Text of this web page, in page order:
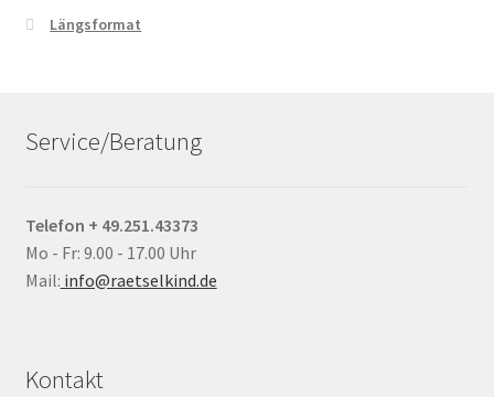
Längsformat
Service/Beratung
Telefon + 49.251.43373
Mo - Fr: 9.00 - 17.00 Uhr
Mail: info@raetselkind.de
Kontakt